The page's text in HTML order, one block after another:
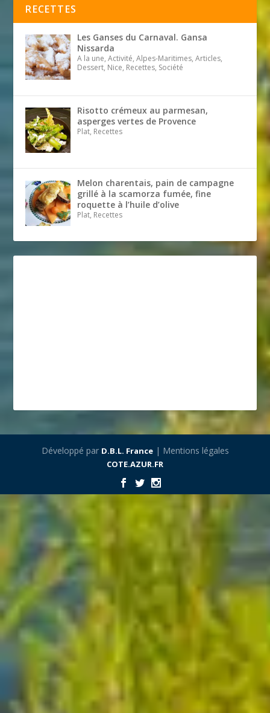
RECETTES
Les Ganses du Carnaval. Gansa
Nissarda
A la une, Activité, Alpes-Maritimes, Articles,
Dessert, Nice, Recettes, Société
Risotto crémeux au parmesan,
asperges vertes de Provence
Plat, Recettes
Melon charentais, pain de campagne
grillé à la scamorza fumée, fine
roquette à l’huile d’olive
Plat, Recettes
Développé par D.B.L. France| Mentions légales
COTE.AZUR.FR